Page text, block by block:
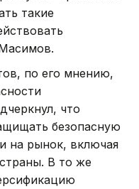
такие
по его мнению,
что
безопасную
на рынок, включая
В то же